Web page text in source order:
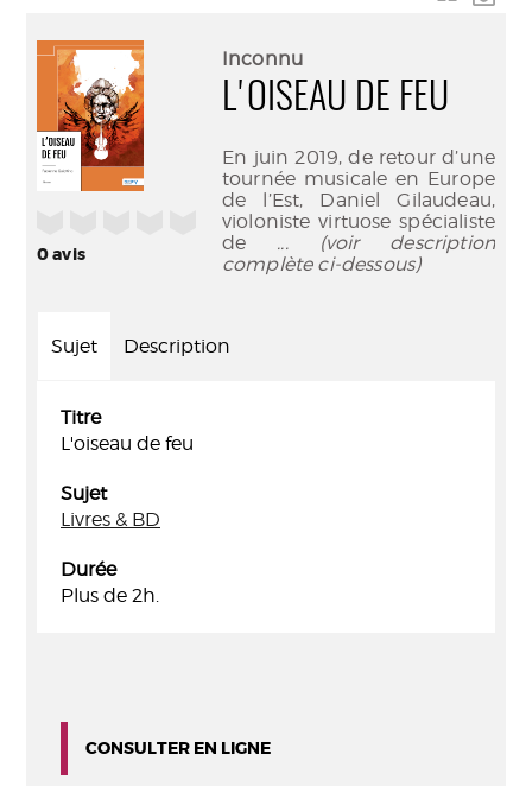
0avis
Inconnu
L'OISEAU DE FEU
En juin 2019, de retour d’une
tournée musicale en Europe
de l’Est, Daniel Gilaudeau,
violoniste virtuose spécialiste
de ... (voir description
complète ci-dessous)
Sujet Description
Titre
L'oiseau de feu
Sujet
Livres & BD
Durée
Plus de 2h.
CONSULTER EN LIGNE